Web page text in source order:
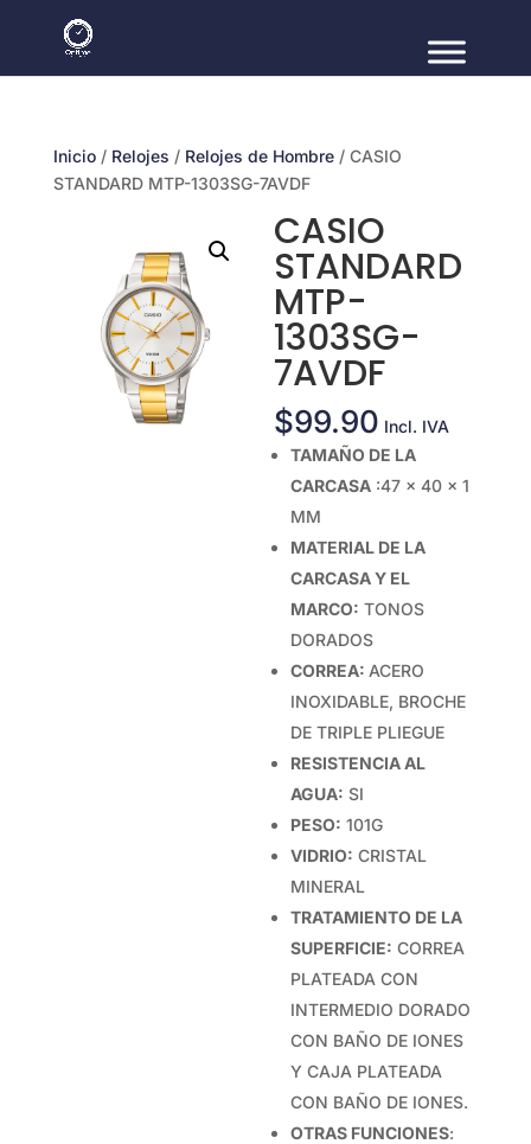
Inicio/ Relojes / Relojes de Hombre/ CASIO
STANDARD MTP-1303SG-7AVDF
CASIO
STANDARD
MTP-
1303SG-
7AVDF
$99.90 Incl. IVA
TAMAÑO DE LA
CARCASA :47 × 40 × 1
MM
MATERIAL DE LA
CARCASA Y EL
MARCO: TONOS
DORADOS
CORREA: ACERO
INOXIDABLE, BROCHE
DE TRIPLE PLIEGUE
RESISTENCIA AL
AGUA: SI
PESO: 101G
VIDRIO: CRISTAL
MINERAL
TRATAMIENTO DE LA
SUPERFICIE: CORREA
PLATEADA CON
INTERMEDIO DORADO
CON BAÑO DE IONES
Y CAJA PLATEADA
CON BAÑO DE IONES.
OTRAS FUNCIONES: